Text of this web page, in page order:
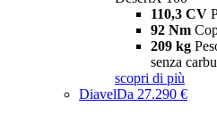
110,3 CV
92 Nm
209 kg
senza
scopri di più
DiavelDa 27.290 €